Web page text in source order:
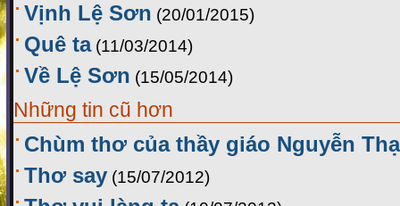
Vịnh Lệ Sơn (20/01/2015)
Quê ta (11/03/2014)
Về Lệ Sơn (15/05/2014)
Những tin cũ hơn
Chùm thơ của thầy giáo Nguyễn
Thơ say (15/07/2012)